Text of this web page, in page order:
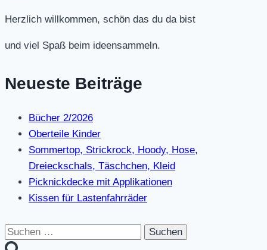
Herzlich willkommen, schön das du da bist
und viel Spaß beim ideensammeln.
Neueste Beiträge
Bücher 2/2026
Oberteile Kinder
Sommertop, Strickrock, Hoody, Hose,
Dreieckschals, Täschchen, Kleid
Picknickdecke mit Applikationen
Kissen für Lastenfahrräder
Suchen
nach: